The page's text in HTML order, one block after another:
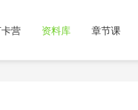
营 资料库 章节课